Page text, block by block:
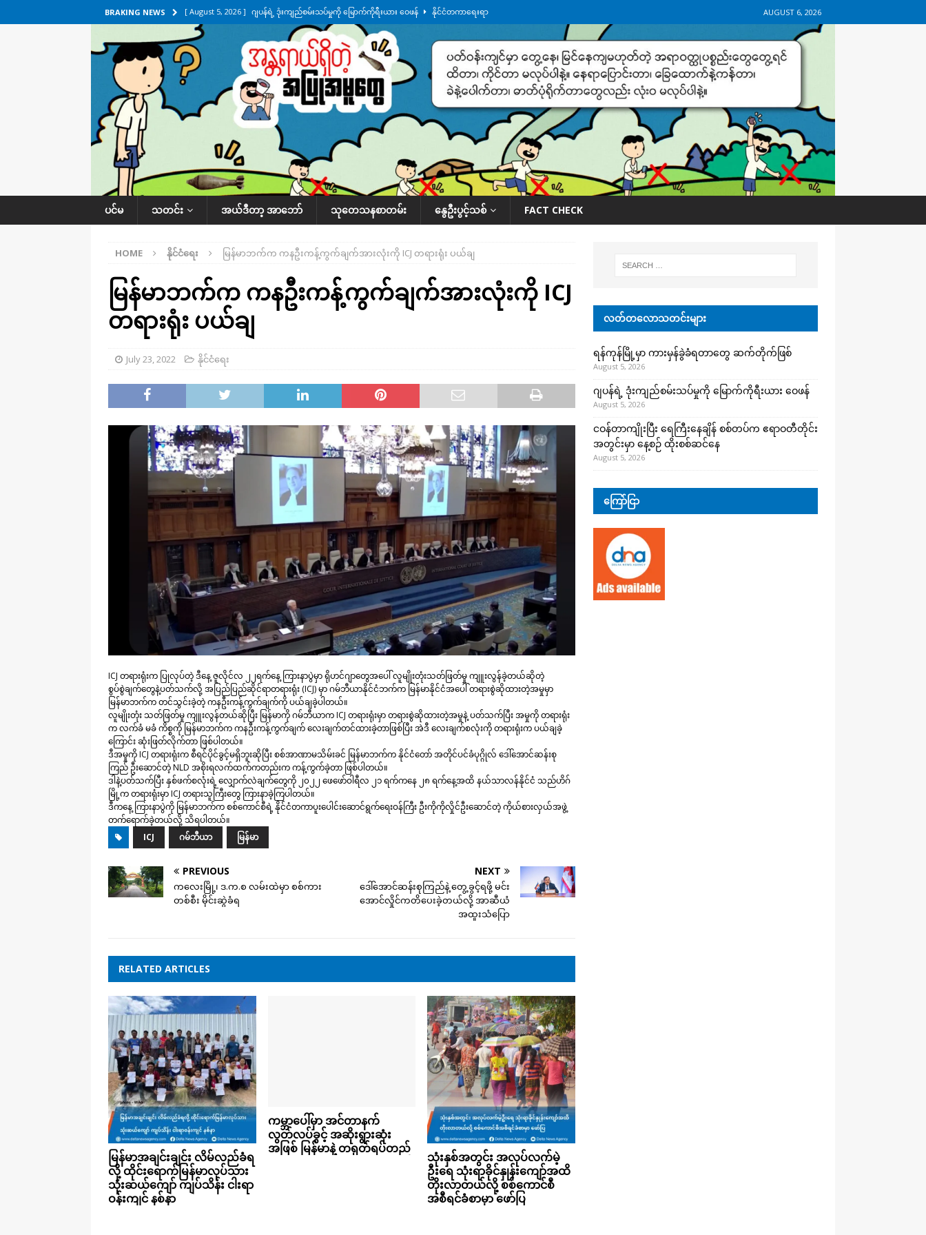
BRAKING NEWS [ August 5, 2026 ] ဂျပန်ရဲ့ ဒုံးကျည်စမ်းသပ်မှုကို မြောက်ကိုရီးယား ဝေဖန် နိုင်ငံတကာရေးရာ
[ August 5, 2026 ] ငဝန်တာကျိုးပြီး ရေကြီးနေချိန် စစ်တပ်က ဧရာဝတီတိုင်းအတွင်းမှာ နေ့စဉ် ထိုးစစ်ဆင်နေ
အလိုက် သတင်းကဏ္ဍ
[ August 4, 2026 ] ရန်ကုန်-မန္တလေးအမြန်လမ်းမှာ ကားတစီး မီးလောင် ဒေသအလိုက် သတင်းကဏ္ဍ
[ August 4, 2026 ] ပုသိမ်-ကြံခင်း ရထားလမ်းရေကျော်နေလို့ ရထားပြေးဆွဲတာ ရပ်နားထားပြီ ဒေသအလိုက် သတင်း
[ August 5, 2026 ] ရန်ကုန်မြို့မှာ ကားမှန်ခွဲခံရတာတွေ ဆက်တိုက်ဖြစ် ဒေသအလိုက် သတင်းကဏ္ဍ
AUGUST 6, 2026
ပင်မ သတင်း အယ်ဒီတာ့ အာဘော် သုတေသနစာတမ်း နွေဦးပွင့်သစ် FACT CHECK
HOME နိုင်ငံရေး မြန်မာဘက်က ကနဦးကန့်ကွက်ချက်အားလုံးကို ICJ တရားရုံး ပယ်ချ
မြန်မာဘက်က ကနဦးကန့်ကွက်ချက်အားလုံးကို ICJ
တရားရုံး ပယ်ချ
July 23, 2022 နိုင်ငံရေး
ICJ တရားရုံးက ပြုလုပ်တဲ့ ဒီနေ့ ဇူလိုင်လ ၂၂ရက်နေ့ ကြားနာပွဲမှာ ရိုဟင်ဂျာတွေအပေါ် လူမျိုးတုံးသတ်ဖြတ်မှု ကျူးလွန်ခဲ့တယ်ဆိုတဲ့
စွပ်စွဲချက်တွေနဲ့ပတ်သက်လို့ အပြည်ပြည်ဆိုင်ရာတရားရုံး (ICJ) မှာ ဂမ်ဘီယာနိုင်ငံဘက်က မြန်မာနိုင်ငံအပေါ် တရားစွဲဆိုထားတဲ့အမှုမှာ
မြန်မာဘက်က တင်သွင်းခဲ့တဲ့ ကနဦးကန့်ကွက်ချက်ကို ပယ်ချခဲ့ပါတယ်။
လူမျိုးတုံး သတ်ဖြတ်မှု ကျူးလွန်တယ်ဆိုပြီး မြန်မာကို ဂမ်ဘီယာက ICJ တရားရုံးမှာ တရားစွဲဆိုထားတဲ့အမှုနဲ့ ပတ်သက်ပြီး အမှုကို တရားရုံး
က လက်ခံ မခံ ကိစ္စကို မြန်မာဘက်က ကနဦးကန့်ကွက်ချက် လေးချက်တင်ထားခဲ့တာဖြစ်ပြီး အဲဒီ လေးချက်စလုံးကို တရားရုံးက ပယ်ချခဲ့
ကြောင်း ဆုံးဖြတ်လိုက်တာ ဖြစ်ပါတယ်။
ဒီအမှုကို ICJ တရားရုံးက စီရင်ပိုင်ခွင့်မရှိဘူးဆိုပြီး စစ်အာဏာမသိမ်းခင် မြန်မာဘက်က နိုင်ငံတော် အတိုင်ပင်ခံပုဂ္ဂိုလ် ဒေါ်အောင်ဆန်းစု
ကြည် ဦးဆောင်တဲ့ NLD အစိုးရလက်ထက်ကတည်းက ကန့်ကွက်ခဲ့တာ ဖြစ်ပါတယ်။
ဒါနဲ့ပတ်သက်ပြီး နှစ်ဖက်စလုံးရဲ့ လျှောက်လဲချက်တွေကို ၂၀၂၂ ဖေဖော်ဝါရီလ ၂၁ ရက်ကနေ ၂၈ ရက်နေ့အထိ နယ်သာလန်နိုင်ငံ သည်ဟိဂ်
မြို့က တရားရုံးမှာ ICJ တရားသူကြီးတွေ ကြားနာခဲ့ကြပါတယ်။
ဒီကနေ့ ကြားနာပွဲကို မြန်မာဘက်က စစ်ကောင်စီရဲ့ နိုင်ငံတကာပူးပေါင်းဆောင်ရွက်ရေးဝန်ကြီး ဦးကိုကိုလှိုင်ဦးဆောင်တဲ့ ကိုယ်စားလှယ်အဖွဲ့
တက်ရောက်ခဲ့တယ်လို့ သိရပါတယ်။
ICJ
ဂမ်ဘီယာ မြန်မာ
PREVIOUS
ကလေးမြို့၊ ဒ.က.စ လမ်းထဲမှာ စစ်ကား
တစ်စီး မိုင်းဆွဲခံရ
NEXT
ဒေါ်အောင်ဆန်းစုကြည်နဲ့ တွေ့ခွင့်ရဖို့ မင်း
အောင်လှိုင်ကတိပေးခဲ့တယ်လို့ အာဆီယံ
အထူးသံပြော
RELATED ARTICLES
မြန်မာအချင်းချင်း လိမ်လည်ခံရ
လို့ ထိုင်းရောက်မြန်မာလုပ်သား
သုံးဆယ်ကျော် ကျပ်သိန်း ငါးရာ
ဝန်းကျင် နစ်နာ
ကမ္ဘာပေါ်မှာ အင်တာနက်
လွတ်လပ်ခွင့် အဆိုးရွားဆုံး
အဖြစ် မြန်မာနဲ့ တရုတ်ရပ်တည်
သုံးနှစ်အတွင်း အလုပ်လက်မဲ့
ဦးရေ သုံးရာခိုင်နှုန်းကျော်အထိ
တိုးလာတယ်လို့ စစ်ကောင်စီ
အစီရင်ခံစာမှာ ဖော်ပြ
လတ်တလောသတင်းများ
ရန်ကုန်မြို့မှာ ကားမှန်ခွဲခံရတာတွေ ဆက်တိုက်ဖြစ်
August 5, 2026
ဂျပန်ရဲ့ ဒုံးကျည်စမ်းသပ်မှုကို မြောက်ကိုရီးယား ဝေဖန်
August 5, 2026
ငဝန်တာကျိုးပြီး ရေကြီးနေချိန် စစ်တပ်က ဧရာဝတီတိုင်း
အတွင်းမှာ နေ့စဉ် ထိုးစစ်ဆင်နေ
August 5, 2026
ကြော်ငြာ